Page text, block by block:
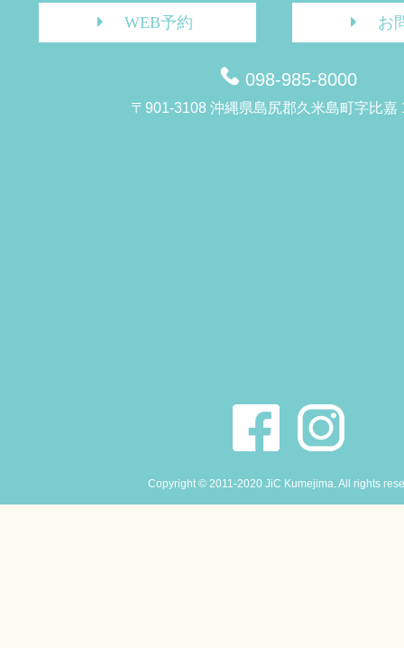
WEB予約 お
098-985-8000
〒901-3108 沖縄県島尻郡久米島町字比嘉
Copyright © 2011-2020 JiC Kumejima. All rights